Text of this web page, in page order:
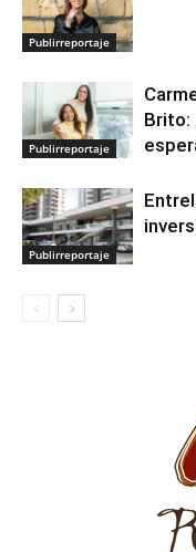
Publirreportaje
Publirreportaje
Brito:
Publirreportaje